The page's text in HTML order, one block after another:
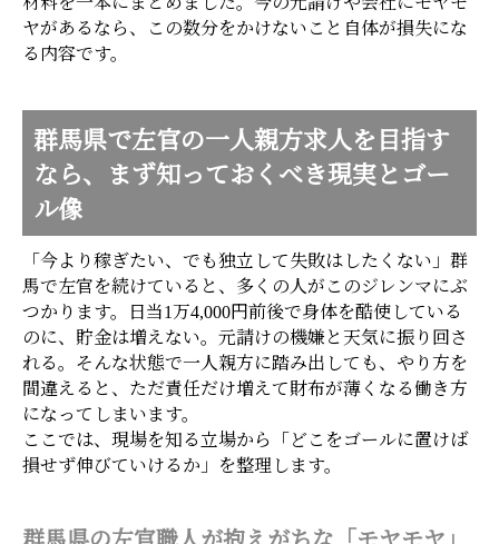
ヤがあるなら、この数分をかけないこと自体が損失にな
る内容です。
群馬県で左官の一人親方求人を目指す
なら、まず知っておくべき現実とゴー
ル像
「今より稼ぎたい、でも独立して失敗はしたくない」群
馬で左官を続けていると、多くの人がこのジレンマにぶ
つかります。日当1万4,000円前後で身体を酷使している
のに、貯金は増えない。元請けの機嫌と天気に振り回さ
れる。そんな状態で一人親方に踏み出しても、やり方を
間違えると、ただ責任だけ増えて財布が薄くなる働き方
になってしまいます。
ここでは、現場を知る立場から「どこをゴールに置けば
損せず伸びていけるか」を整理します。